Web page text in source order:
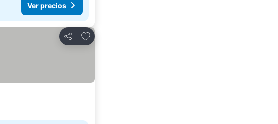
Ver precios
Compartir
Agregar a favoritos